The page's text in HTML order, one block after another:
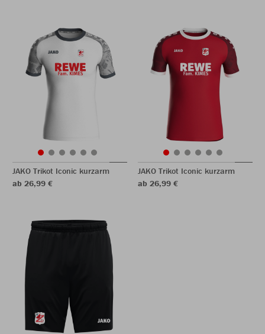
JAKO Trikot Iconic kurzarm
ab 26,99 €
JAKO Trikot Iconic kurzarm
ab 26,99 €